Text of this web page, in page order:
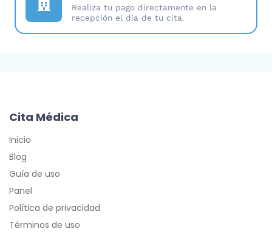
Realiza tu pago directamente en la
recepción el día de tu cita.
Cita Médica
Inicio
Blog
Guía de uso
Panel
Política de privacidad
Términos de uso